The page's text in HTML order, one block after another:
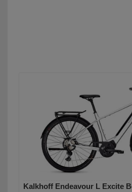
Kalkhoff Endeavour L Excite